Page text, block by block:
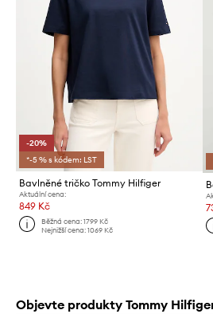
-20%
*-5 % s kódem: LST
Bavlněné tričko Tommy Hilfiger
Aktuální cena:
849 Kč
Běžná cena:1799 Kč
Nejnižší cena:1069 Kč
Objevte produkty Tommy